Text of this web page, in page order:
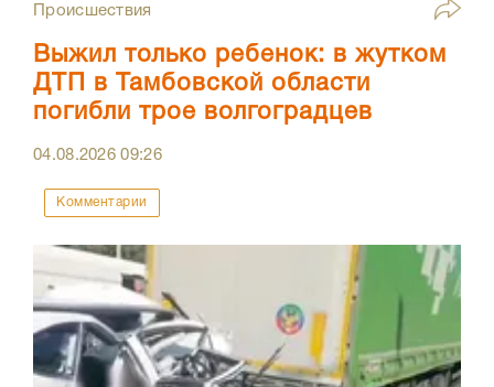
Происшествия
Выжил только ребенок: в жутком
ДТП в Тамбовской области
погибли трое волгоградцев
04.08.202609:26
Комментарии